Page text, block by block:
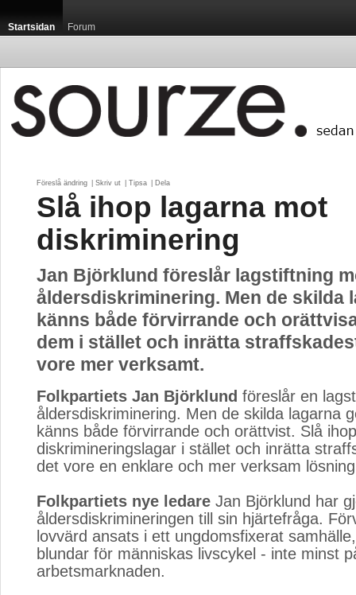
Startsidan Forum
Föreslå ändring Skriv ut Tipsa Dela
Slå ihop lagarna mot
diskriminering
Jan Björklund föreslår lagstiftning
åldersdiskriminering. Men de skilda
känns både förvirrande och
dem i stället och inrätta
vore mer verksamt.
Folkpartiets Jan Björklund föreslår en
åldersdiskriminering. Men de skilda lagarna
känns både förvirrande och orättvist. Slå
diskrimineringslagar i stället och inrätta
det vore en enklare och mer verksam
Folkpartiets nye ledare Jan Björklund har
åldersdiskrimineringen till sin hjärtefråga.
lovvärd ansats i ett ungdomsfixerat
blundar för människas livscykel - inte minst
arbetsmarknaden.